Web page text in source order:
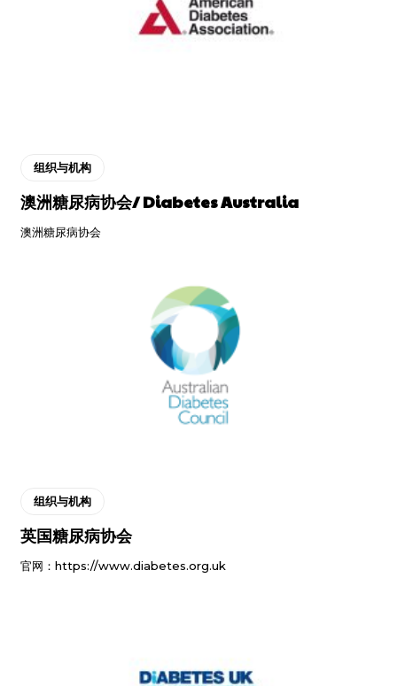
组织与机构
澳洲糖尿病协会/ Diabetes Australia
澳洲糖尿病协会
组织与机构
英国糖尿病协会
官网：https://www.diabetes.org.uk